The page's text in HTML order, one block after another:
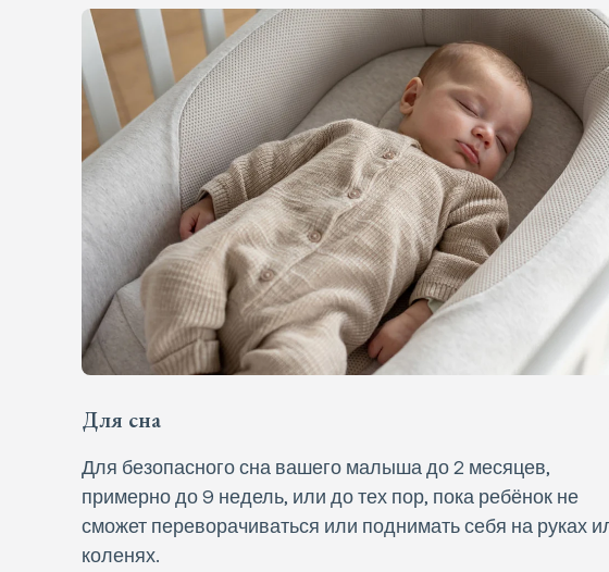
Для сна
Для безопасного сна вашего малыша до 2 месяцев,
примерно до 9 недель, или до тех пор, пока ребёнок не
сможет переворачиваться или поднимать себя на руках
коленях.